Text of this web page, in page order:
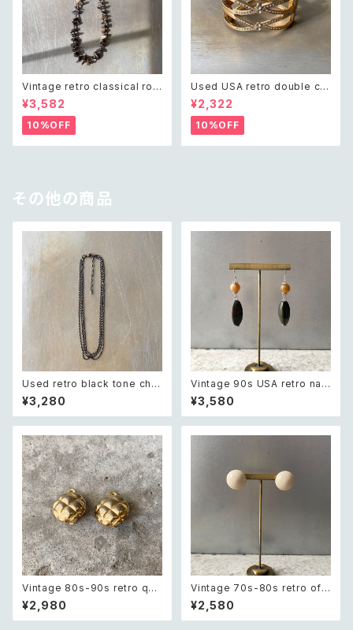
Vintage retro classical rou
gh cut shell beads necklac
e レトロ ヴィンテージ アクセサ
リー クラシカル ラフカット シェ
ル ビーズ ネックレス
¥3,582
10%OFF
Used USA retro double cro
ss crystal bijou bangle レト
ロ アメリカ ユーズド アクセサリ
ー ゴールド ダブル クロス ビジ
ュー バングル
¥2,322
10%OFF
その他の商品
Used retro black tone chai
n necklace レトロ ユーズド ア
クセサリー ブラック チェーン 4
連 ネックレス
¥3,280
Vintage 90s USA retro nat
ural stone agate×green ja
sper swing design pierce
レトロ アメリカ ヴィンテージ ア
ザイン ピアス/イヤリング
¥3,580
Vintage 80s-90s retro quil
ting design earring レトロ
ヴィンテージ アクセサリー ゴー
ルド キルティング デザイン イヤ
¥2,980
Vintage 70s-80s retro off
white round cabochon earr
ings レトロ ヴィンテージ アク
セサリー オフホワイト ラウンド
¥2,580